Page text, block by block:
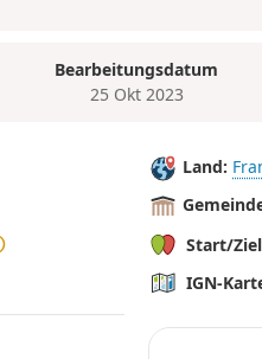
Bearbeitungsdatum
25 Okt 2023
Land:
Start/
IGN-